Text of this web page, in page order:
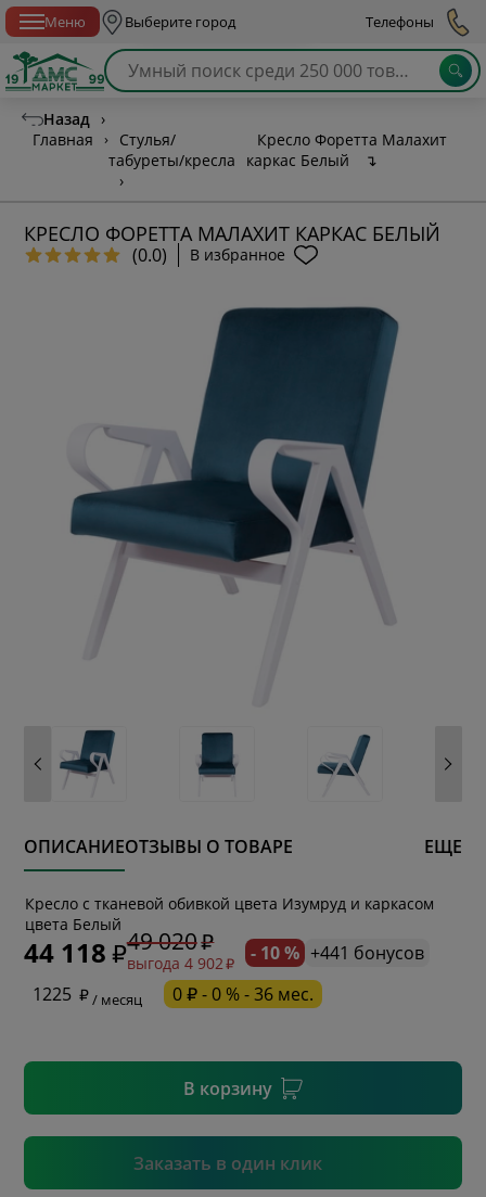
Меню Выберите город Телефоны
Назад ›
Главная
›
Стулья/
табуреты/кресла
›
Кресло Форетта Малахит
каркас Белый
↴
КРЕСЛО ФОРЕТТА МАЛАХИТ КАРКАС БЕЛЫЙ
(0.0) В избранное
ОПИСАНИЕОТЗЫВЫ О ТОВАРЕ ЕЩЕ
Кресло с тканевой обивкой цвета Изумруд и каркасом
цвета Белый
44 118 49 020
выгода 4 902 - 10 % +441 бонусов
1225
/ месяц 0 ₽ - 0 % - 36 мес.
В корзину
Заказать в один клик
* обязательное поле
* необязательное поле
Подтвердить